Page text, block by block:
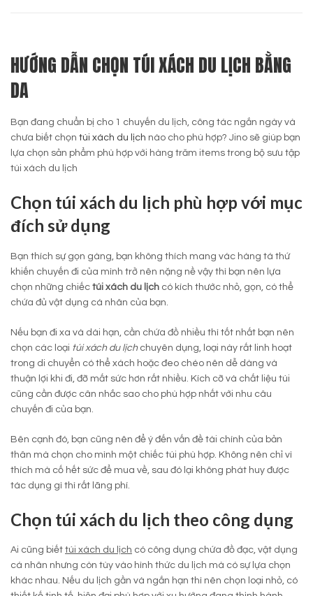
HƯỚNG DẪN CHỌN TÚI XÁCH DU LỊCH BẰNG
DA
Bạn đang chuẩn bị cho 1 chuyến du lịch, công tác ngắn ngày và
chưa biết chọn túi xách du lịch nào cho phù hợp? Jino sẽ giúp bạn
lựa chọn sản phẩm phù hợp với hàng trăm items trong bộ sưu tập
túi xách du lịch
Chọn túi xách du lịch phù hợp với mục
đích sử dụng
Bạn thích sự gọn gàng, bạn không thích mang vác hàng tá thứ
khiến chuyến đi của mình trở nên nặng nề vậy thì bạn nên lựa
chọn những chiếc túi xách du lịch có kích thước nhỏ, gọn, có thể
chứa đủ vật dụng cá nhân của bạn.
Nếu bạn đi xa và dài hạn, cần chứa đồ nhiều thì tốt nhất bạn nên
chọn các loại túi xách du lịchchuyên dụng, loại này rất linh hoạt
trong di chuyển có thể xách hoặc đeo chéo nên dễ dàng và
thuận lợi khi đi, đỡ mất sức hơn rất nhiều. Kích cỡ và chất liệu túi
cũng cần được cân nhắc sao cho phù hợp nhất với nhu câu
chuyến đi của bạn.
Bên cạnh đó, bạn cũng nên để ý đến vấn đề tài chính của bản
thân mà chọn cho mình một chiếc túi phù hợp. Không nên chỉ vì
thích mà cố hết sức để mua về, sau đó lại không phát huy được
tác dụng gì thì rất lãng phí.
Chọn túi xách du lịch theo công dụng
Ai cũng biết túi xách du lịch có công dụng chứa đồ đạc, vật dụng
cá nhân nhưng còn tùy vào hình thức du lịch mà có sự lựa chọn
khác nhau. Nếu du lịch gần và ngắn hạn thì nên chọn loại nhỏ, có